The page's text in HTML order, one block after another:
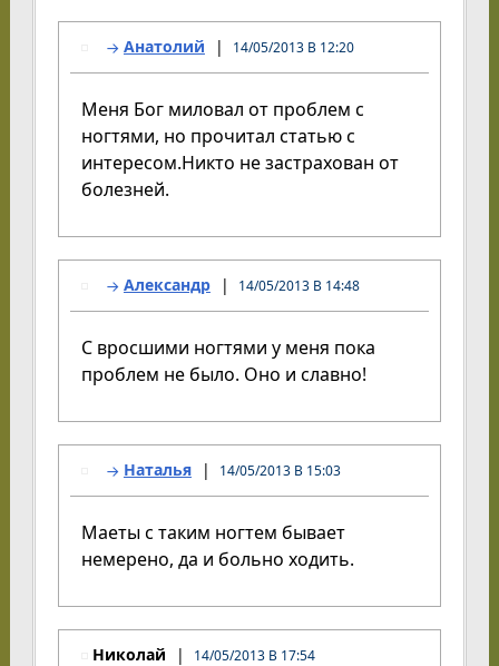
Анатолий 14/05/2013 В 12:20
Меня Бог миловал от проблем с
ногтями, но прочитал статью с
интересом.Никто не застрахован от
болезней.
Александр 14/05/2013 В 14:48
С вросшими ногтями у меня пока
проблем не было. Оно и славно!
Наталья 14/05/2013 В 15:03
Маеты с таким ногтем бывает
немерено, да и больно ходить.
Николай 14/05/2013 В 17:54